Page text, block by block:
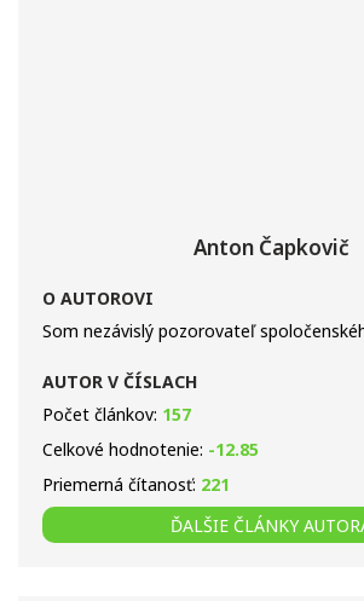
Anton Čapkovič
O AUTOROVI
Som nezávislý pozorovateľ
AUTOR V ČÍSLACH
Počet článkov: 157
Celkové hodnotenie: -12.85
Priemerná čítanosť: 221
ĎALŠIE ČLÁNKY